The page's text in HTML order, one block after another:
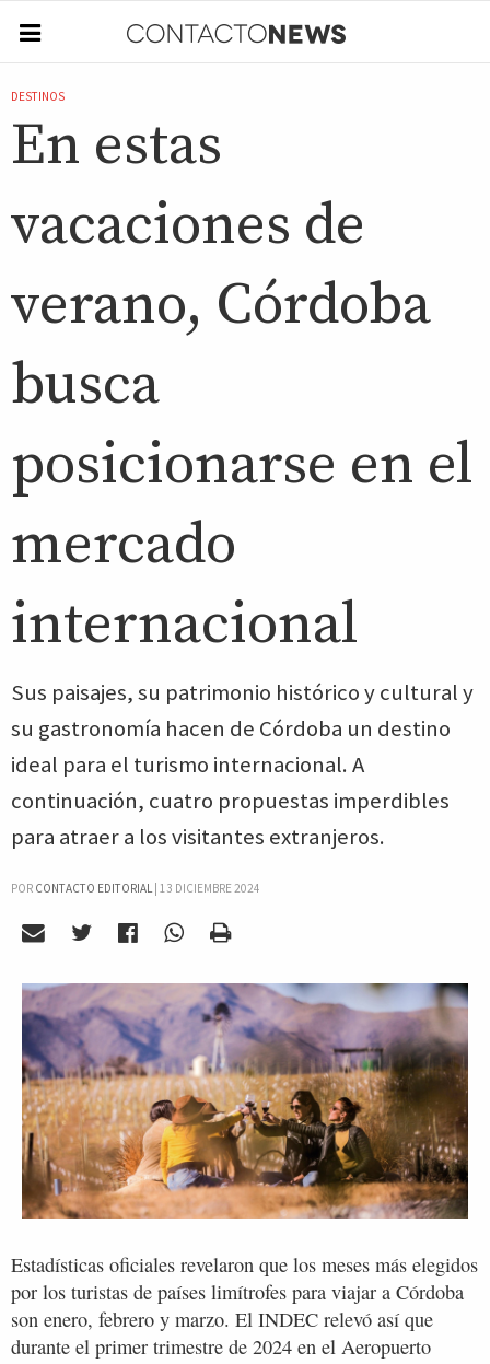
DESTINOS
En estas
vacaciones de
verano, Córdoba
busca
posicionarse en el
mercado
internacional
Sus paisajes, su patrimonio histórico y cultural y
su gastronomía hacen de Córdoba un destino
ideal para el turismo internacional. A
continuación, cuatro propuestas imperdibles
para atraer a los visitantes extranjeros.
POR CONTACTO EDITORIAL| 13 DICIEMBRE 2024
Estadísticas oficiales revelaron que los meses más elegidos
por los turistas de países limítrofes para viajar a Córdoba
son enero, febrero y marzo. El INDEC relevó así que
durante el primer trimestre de 2024 en el Aeropuerto